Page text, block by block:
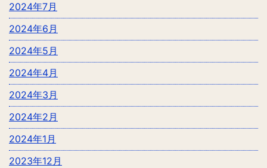
2024年7月
2024年6月
2024年5月
2024年4月
2024年3月
2024年2月
2024年1月
2023年12月